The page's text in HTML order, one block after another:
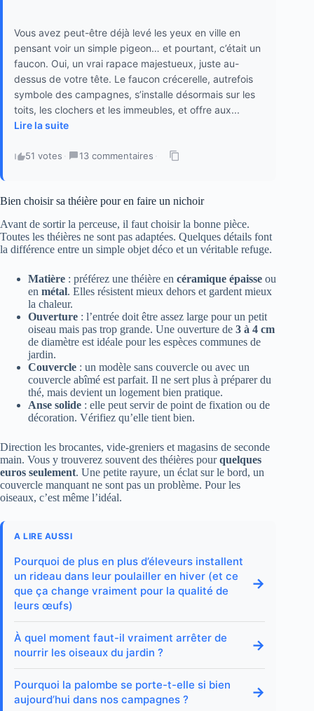
Vous avez peut-être déjà levé les yeux en ville en
pensant voir un simple pigeon… et pourtant, c’était un
faucon. Oui, un vrai rapace majestueux, juste au-
dessus de votre tête. Le faucon crécerelle, autrefois
symbole des campagnes, s’installe désormais sur les
toits, les clochers et les immeubles, et offre aux...
Lire la suite
51 votes · 13 commentaires ·
Bien choisir sa théière pour en faire un nichoir
Avant de sortir la perceuse, il faut choisir la bonne pièce.
Toutes les théières ne sont pas adaptées. Quelques détails font
la différence entre un simple objet déco et un véritable refuge.
Matière : préférez une théière en céramique épaisse ou
en métal. Elles résistent mieux dehors et gardent mieux
la chaleur.
Ouverture : l’entrée doit être assez large pour un petit
oiseau mais pas trop grande. Une ouverture de 3 à 4 cm
de diamètre est idéale pour les espèces communes de
jardin.
Couvercle : un modèle sans couvercle ou avec un
couvercle abîmé est parfait. Il ne sert plus à préparer du
thé, mais devient un logement bien pratique.
Anse solide : elle peut servir de point de fixation ou de
décoration. Vérifiez qu’elle tient bien.
Direction les brocantes, vide-greniers et magasins de seconde
main. Vous y trouverez souvent des théières pourquelques
euros seulement. Une petite rayure, un éclat sur le bord, un
couvercle manquant ne sont pas un problème. Pour les
oiseaux, c’est même l’idéal.
A LIRE AUSSI
Pourquoi de plus en plus d’éleveurs installent
un rideau dans leur poulailler en hiver (et ce
que ça change vraiment pour la qualité de
leurs œufs)
→
À quel moment faut-il vraiment arrêter de
nourrir les oiseaux du jardin ?
→
Pourquoi la palombe se porte-t-elle si bien
aujourd’hui dans nos campagnes ?
→